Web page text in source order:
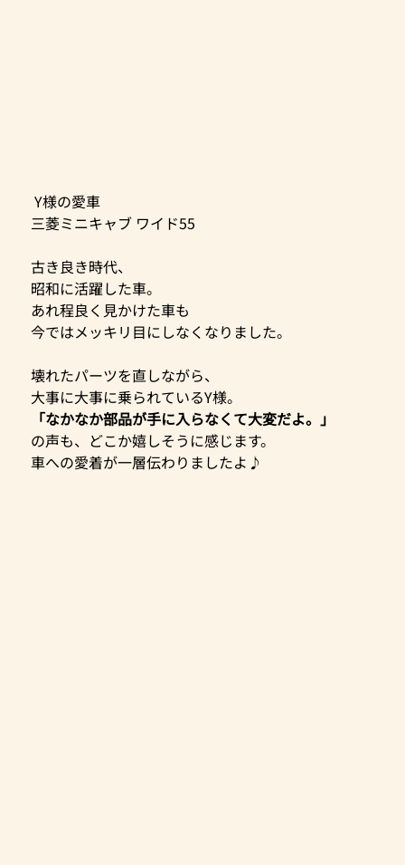
Y様の愛車
三菱ミニキャブ ワイド55
古き良き時代、
昭和に活躍した車。
あれ程良く見かけた車も
今ではメッキリ目にしなくなりました。
壊れたパーツを直しながら、
大事に大事に乗られているY様。
「なかなか部品が手に入らなくて大変だよ。」
の声も、どこか嬉しそうに感じます。
車への愛着が一層伝わりましたよ♪